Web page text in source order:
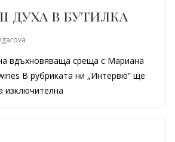
духа в бутилка
вдъхновяваща среща с Мариана
В рубриката ни „Интервю“ ще
изключителна